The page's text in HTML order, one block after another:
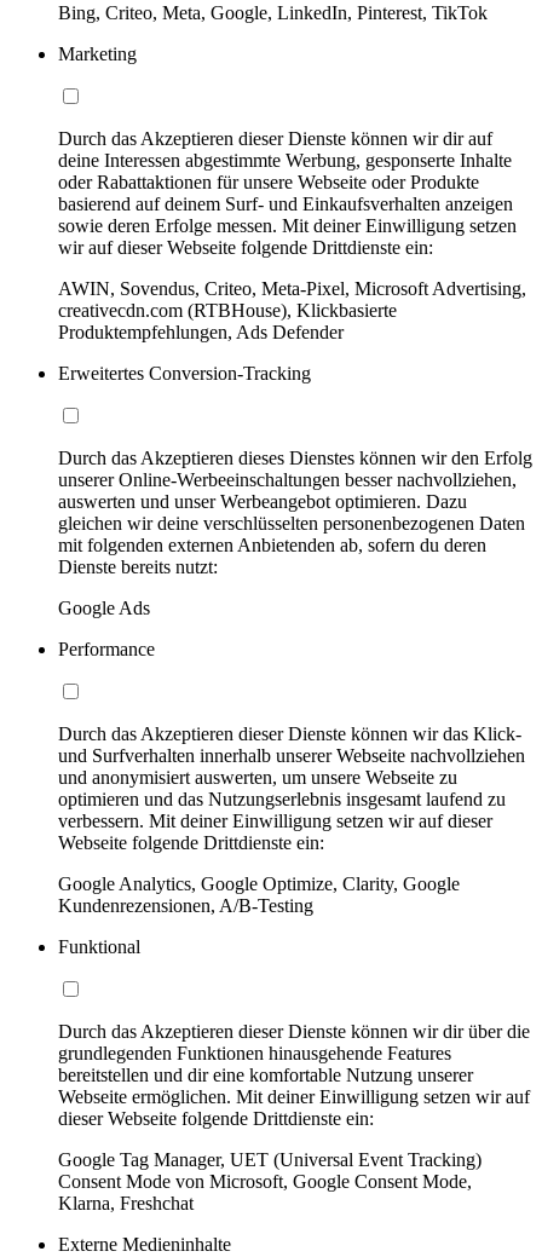
Bing, Criteo, Meta, Google, LinkedIn, Pinterest, TikTok
Marketing
Durch das Akzeptieren dieser Dienste können wir dir auf
deine Interessen abgestimmte Werbung, gesponserte Inhalte
oder Rabattaktionen für unsere Webseite oder Produkte
basierend auf deinem Surf- und Einkaufsverhalten anzeigen
sowie deren Erfolge messen. Mit deiner Einwilligung setzen
wir auf dieser Webseite folgende Drittdienste ein:
AWIN, Sovendus, Criteo, Meta-Pixel, Microsoft Advertising,
creativecdn.com (RTBHouse), Klickbasierte
Produktempfehlungen, Ads Defender
Erweitertes Conversion-Tracking
Durch das Akzeptieren dieses Dienstes können wir den Erfolg
unserer Online-Werbeeinschaltungen besser nachvollziehen,
auswerten und unser Werbeangebot optimieren. Dazu
gleichen wir deine verschlüsselten personenbezogenen Daten
mit folgenden externen Anbietenden ab, sofern du deren
Dienste bereits nutzt:
Google Ads
Performance
Durch das Akzeptieren dieser Dienste können wir das Klick-
und Surfverhalten innerhalb unserer Webseite nachvollziehen
und anonymisiert auswerten, um unsere Webseite zu
optimieren und das Nutzungserlebnis insgesamt laufend zu
verbessern. Mit deiner Einwilligung setzen wir auf dieser
Webseite folgende Drittdienste ein:
Google Analytics, Google Optimize, Clarity, Google
Kundenrezensionen, A/B-Testing
Funktional
Durch das Akzeptieren dieser Dienste können wir dir über die
grundlegenden Funktionen hinausgehende Features
bereitstellen und dir eine komfortable Nutzung unserer
Webseite ermöglichen. Mit deiner Einwilligung setzen wir auf
dieser Webseite folgende Drittdienste ein:
Google Tag Manager, UET (Universal Event Tracking)
Consent Mode von Microsoft, Google Consent Mode,
Klarna, Freshchat
Externe Medieninhalte